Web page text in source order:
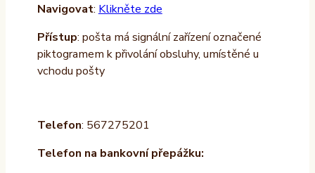
Navigovat: Klikněte zde
Přístup: pošta má signální zařízení označené
piktogramem k přivolání obsluhy, umístěné u
vchodu pošty
Telefon: 567275201
Telefon na bankovní přepážku: